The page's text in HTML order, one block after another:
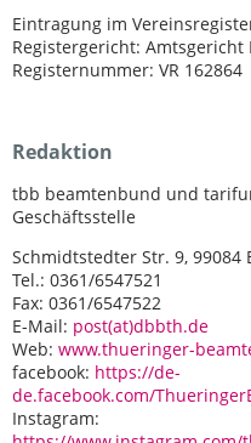
Eintragung im
Registergericht: Amtsgericht
Registernummer: VR 162864
Redaktion
tbb beamtenbund und
Geschäftsstelle
Schmidtstedter Str. 9, 99084
Tel.: 0361/6547521
Fax: 0361/6547522
E-Mail: post(at)dbbth.de
Web: www.thueringer-
facebook: https://de-
de.facebook.com/
Instagram: